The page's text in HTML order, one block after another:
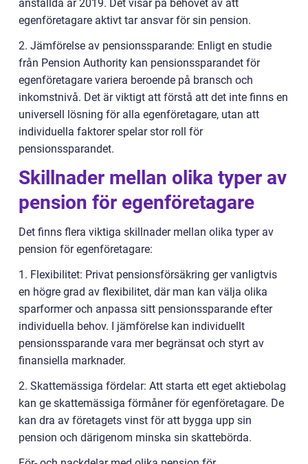
anställda år 2019. Det visar på behovet av att
egenföretagare aktivt tar ansvar för sin pension.
2. Jämförelse av pensionssparande: Enligt en studie
från Pension Authority kan pensionssparandet för
egenföretagare variera beroende på bransch och
inkomstnivå. Det är viktigt att förstå att det inte finns en
universell lösning för alla egenföretagare, utan att
individuella faktorer spelar stor roll för
pensionssparandet.
Skillnader mellan olika typer av
pension för egenföretagare
Det finns flera viktiga skillnader mellan olika typer av
pension för egenföretagare:
1. Flexibilitet: Privat pensionsförsäkring ger vanligtvis
en högre grad av flexibilitet, där man kan välja olika
sparformer och anpassa sitt pensionssparande efter
individuella behov. I jämförelse kan individuellt
pensionssparande vara mer begränsat och styrt av
finansiella marknader.
2. Skattemässiga fördelar: Att starta ett eget aktiebolag
kan ge skattemässiga förmåner för egenföretagare. De
kan dra av företagets vinst för att bygga upp sin
pension och därigenom minska sin skattebörda.